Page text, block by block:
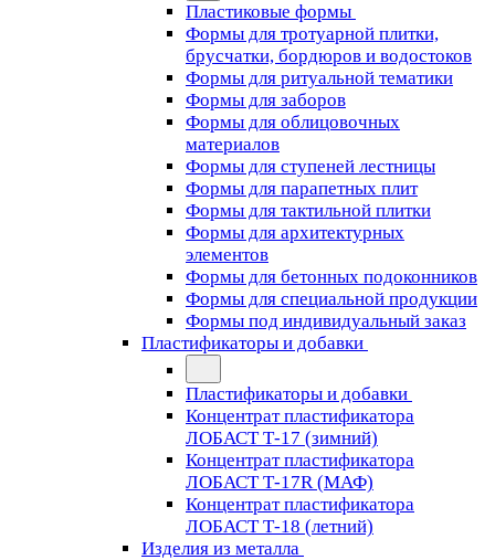
Пластиковые формы
Формы для тротуарной плитки,
брусчатки, бордюров и водостоков
Формы для ритуальной тематики
Формы для заборов
Формы для облицовочных
материалов
Формы для ступеней лестницы
Формы для парапетных плит
Формы для тактильной плитки
Формы для архитектурных
элементов
Формы для бетонных подоконников
Формы для специальной продукции
Формы под индивидуальный заказ
Пластификаторы и добавки
Пластификаторы и добавки
Концентрат пластификатора
ЛОБАСТ Т-17 (зимний)
Концентрат пластификатора
ЛОБАСТ Т-17R (МАФ)
Концентрат пластификатора
ЛОБАСТ Т-18 (летний)
Изделия из металла